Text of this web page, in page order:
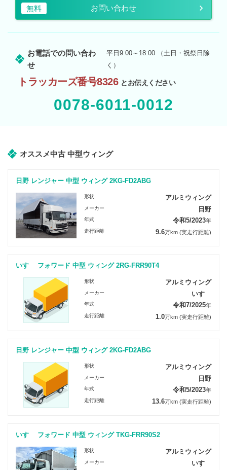
無料 お問い合わせ
お電話での問い合わ
せ
平日9:00～18:00 （土日・祝祭日除
く）
トラッカーズ番号8326 とお伝えください
0078-6011-0012
オススメ中古 中型ウィング
日野 レンジャー 中型 ウィング 2KG-FD2ABG
形状 アルミウィング
メーカー 日野
年式 令和5/2023年
走行距離 9.6万km (実走行距離)
いすゞ フォワード 中型 ウィング 2RG-FRR90T4
形状 アルミウィング
メーカー いすゞ
年式 令和7/2025年
走行距離 1.0万km (実走行距離)
日野 レンジャー 中型 ウィング 2KG-FD2ABG
形状 アルミウィング
メーカー 日野
年式 令和5/2023年
走行距離 13.6万km (実走行距離)
いすゞ フォワード 中型 ウィング TKG-FRR90S2
形状 アルミウィング
メーカー いすゞ